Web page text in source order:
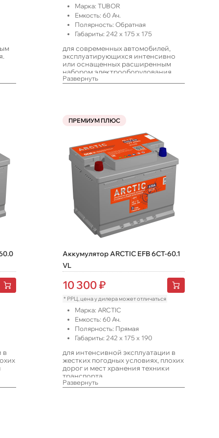
Марка: TUBOR
Емкость: 60Ач.
Полярность: Обратная
Габариты: 242 x 175 x 175
для современных автомобилей,
эксплуатирующихся интенсивно
или оснащенных расширенным
набором электрооборудования
Развернуть
в
ПРЕМИУМ ПЛЮС
Аккумулятор ARCTIC EFB 6CT-60.1
VL
10 300₽
* РРЦ, цена у дилера может отличаться
Марка: ARCTIC
Емкость: 60Ач.
Полярность: Прямая
Габариты: 242 x 175 x 190
для интенсивной эксплуатации в
жестких погодных условиях, плохих
дорог и мест хранения техники
транспорта.
Развернуть